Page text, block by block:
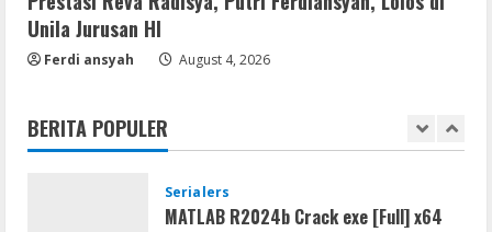
Unila Jurusan HI
Ferdi ansyah August 4, 2026
BERITA POPULER
1
Remux
Coyote vs. Acme 2026 Pre-DVDRip
Serialers
MATLAB R2024b Crack exe [Full] x64